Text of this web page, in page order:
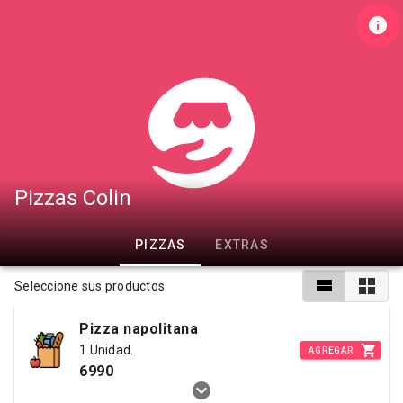
Pizzas Colin
PIZZAS EXTRAS
Seleccione sus productos
Pizza napolitana
1 Unidad.
6990
AGREGAR